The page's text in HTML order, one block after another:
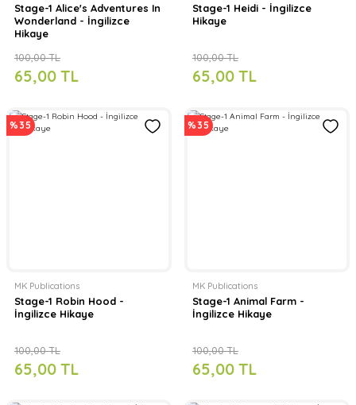
Stage-1 Alice's Adventures In
Wonderland - İngilizce
Hikaye
65,00 TL
100,00 TL
Stage-1 Heidi - İngilizce
Hikaye
65,00 TL
100,00 TL
%35
MK Publications
Stage-1 Robin Hood -
İngilizce Hikaye
65,00 TL
100,00 TL
%35
MK Publications
Stage-1 Animal Farm -
İngilizce Hikaye
65,00 TL
100,00 TL